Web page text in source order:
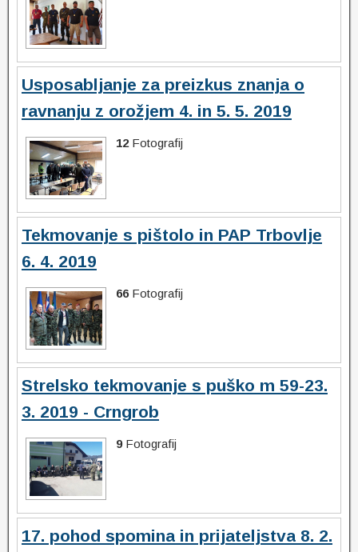
Usposabljanje za preizkus znanja o
ravnanju z orožjem 4. in 5. 5. 2019
12 Fotografij
Tekmovanje s pištolo in PAP Trbovlje
6. 4. 2019
66Fotografij
Strelsko tekmovanje s puško m 59-23.
3. 2019 - Crngrob
9Fotografij
17. pohod spomina in prijateljstva 8. 2.